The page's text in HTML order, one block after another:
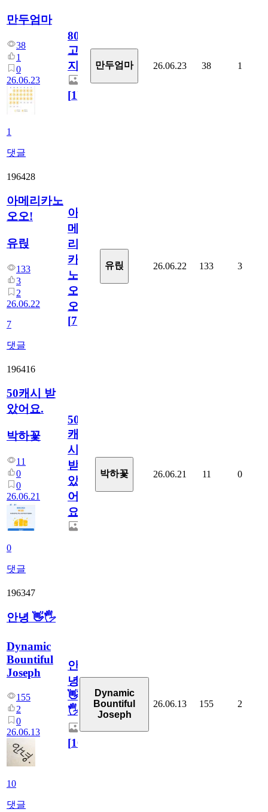
만두엄마
38
1
0
26.06.23
1
댓글
800
고
지.
[1]
만두엄마 26.06.23 38 1
196428
아메리카노
오오!
유릱
133
3
2
26.06.22
7
댓글
아
메
리
카
노
오
오!
[7]
유릱 26.06.22 133 3
196416
50캐시 받
았어요.
박하꽃
11
0
0
26.06.21
0
댓글
50
캐
시
받
았
어
요.
박하꽃 26.06.21 11 0
196347
안녕 👋🖐
Dynamic
Bountiful
Joseph
155
2
0
26.06.13
10
댓글
안
녕
👋
🖐
[10
Dynamic
Bountiful
Joseph
26.06.13 155 2